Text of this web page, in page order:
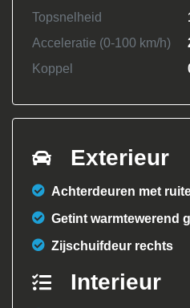
Topsnelheid
Acceleratie (0-100 km/h)
Koppel
Exterieur
Achterdeuren met
Getint warmtewerend
Zijschuifdeur rechts
Interieur